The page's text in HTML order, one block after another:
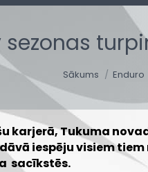
sezonas
Sākums Enduro
karjerā, Tukuma
iespēju visiem
sacīkstēs.